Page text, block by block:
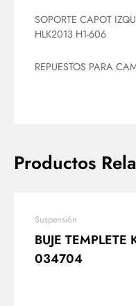
SOPORTE CAPOT
HLK2013 H1-606
REPUESTOS PARA
Productos
Suspensión
BUJE
034704